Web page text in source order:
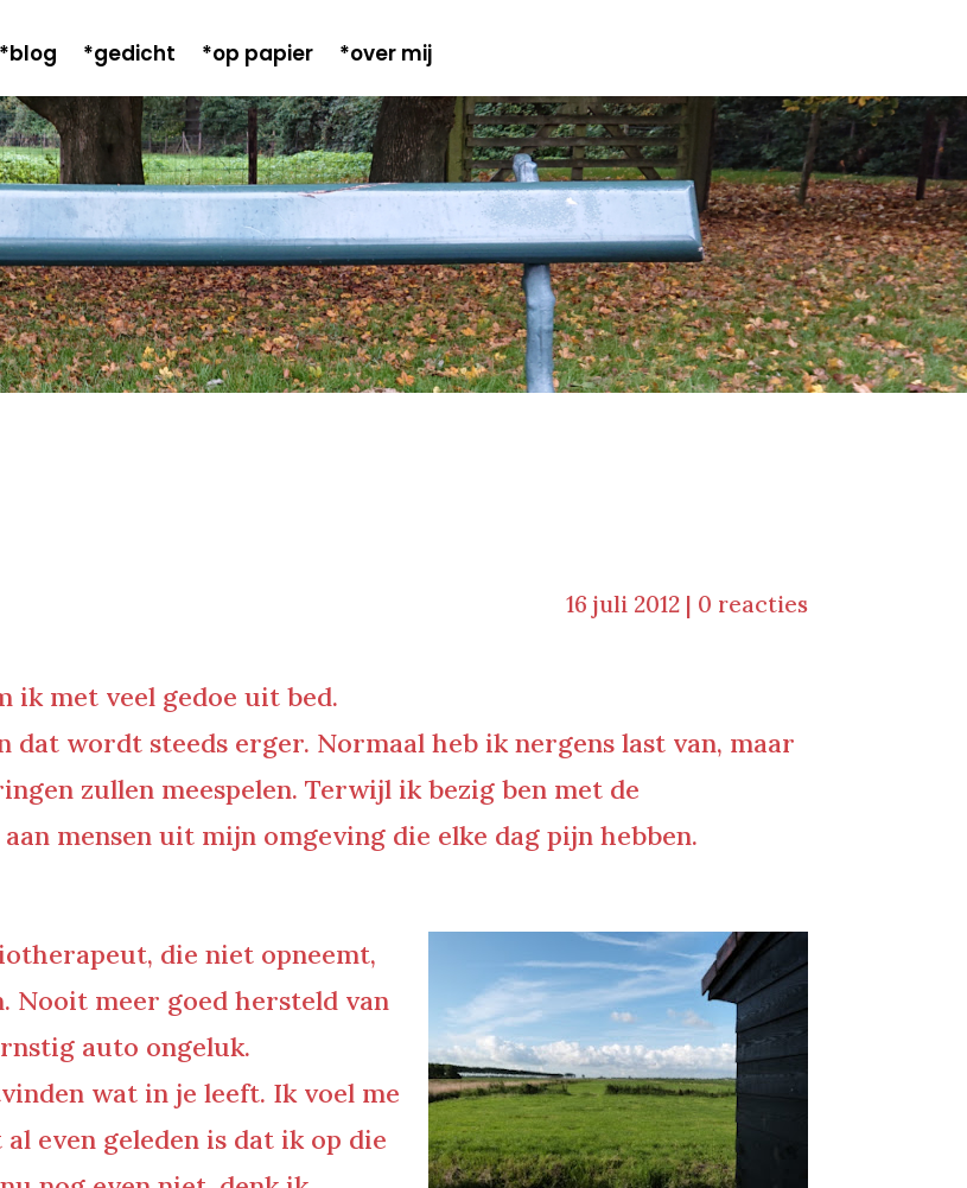
*blog *gedicht *op papier *over mij
16 juli 2012| 0 reacties
ik met veel gedoe uit bed.
wordt steeds erger. Normaal heb ik nergens last van, maar
zullen meespelen. Terwijl ik bezig ben met de
mensen uit mijn omgeving die elke dag pijn hebben.
die niet opneemt,
Nooit meer goed hersteld van
auto ongeluk.
wat in je leeft. Ik voel me
even geleden is dat ik op die